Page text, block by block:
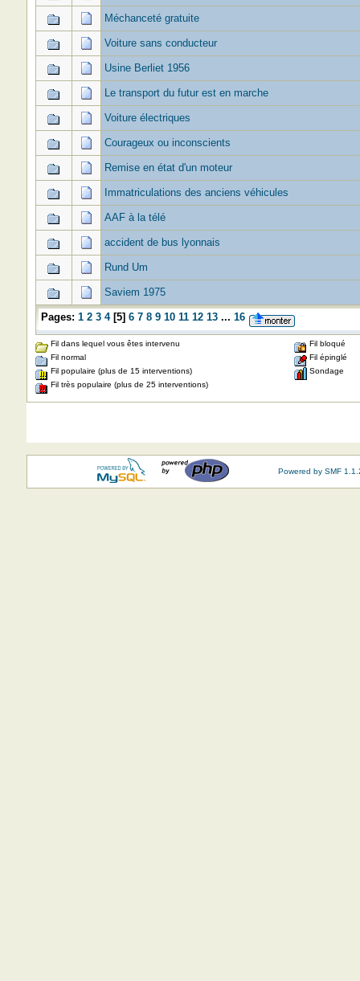
Méchanceté gratuite
Voiture sans conducteur
Usine Berliet 1956
Le transport du futur est en marche
Voiture électriques
Courageux ou inconscients
Remise en état d'un moteur
Immatriculations des anciens véhicules
AAF à la télé
accident de bus lyonnais
Rund Um
Saviem 1975
Pages: 1 2 3 4[5] 6 7 8 9 10 11 12 13 ... 16
Fil dans lequel vous êtes intervenu
Fil normal
Fil populaire (plus de 15 interventions)
Fil très populaire (plus de 25 interventions)
Fil bloqué
Fil épinglé
Sondage
Powered by SMF